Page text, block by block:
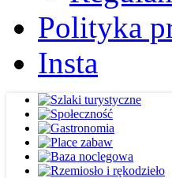
Polityka
Insta